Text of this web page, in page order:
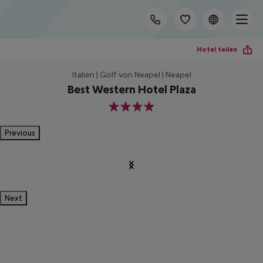
Hotel teilen
Italien | Golf von Neapel | Neapel
Best Western Hotel Plaza
4
Previous
Next